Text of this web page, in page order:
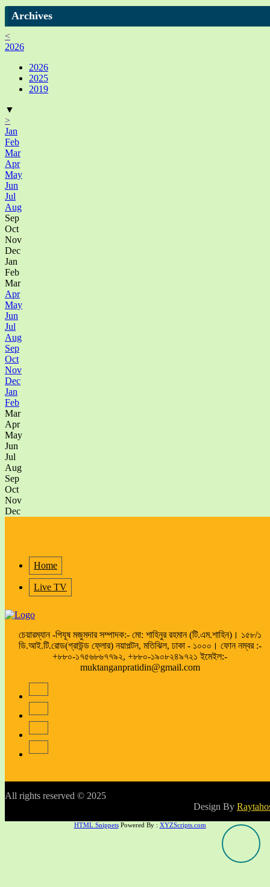
Archives
<
2026
2026
2025
2019
▼
>
Jan
Feb
Mar
Apr
May
Jun
Jul
Aug
Sep
Oct
Nov
Dec
Jan
Feb
Mar
Apr
May
Jun
Jul
Aug
Sep
Oct
Nov
Dec
Jan
Feb
Mar
Apr
May
Jun
Jul
Aug
Sep
Oct
Nov
Dec
Home
Live TV
চেয়ারম্যান -পিযূষ মজুমদার সম্পাদক:- মো: শাহিনুর রহমান (টি.এম.শাহিন)। ১৫৮/১
ডি.আই.টি.রোড(গ্রাউন্ড ফ্লোর) নয়াপল্টন, মতিঝিল, ঢাকা - ১০০০। ফোন নম্বর :-
+৮৮০-১৭৫৬৮৬৭৭৯২, +৮৮০-১৯০৮২৪৯৭২১ ইমেইল:-
muktanganpratidin@gmail.com
All rights reserved © 2025
Design By
HTML SnippetsPowered By : XYZScripts.com